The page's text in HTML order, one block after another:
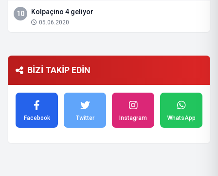
10 Kolpaçino 4 geliyor
05.06.2020
BİZİ TAKİP EDİN
Facebook Twitter Instagram WhatsApp